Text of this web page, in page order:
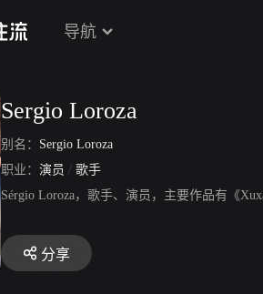
导航
Sergio Loroza
别名： Sergio Loroza
职业： 演员 / 歌手
Sérgio Loroza，歌手、演员，主要作品有《
分享